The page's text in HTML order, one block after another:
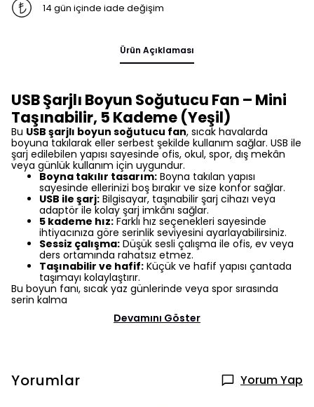
14 gün içinde iade değişim
Ürün Açıklaması
USB Şarjlı Boyun Soğutucu Fan – Mini
Taşınabilir, 5 Kademe (Yeşil)
Bu USB şarjlı boyun soğutucu fan, sıcak havalarda
boyuna takılarak eller serbest şekilde kullanım sağlar. USB ile
şarj edilebilen yapısı sayesinde ofis, okul, spor, dış mekân
veya günlük kullanım için uygundur.
Boyna takılır tasarım: Boyna takılan yapısı
sayesinde ellerinizi boş bırakır ve size konfor sağlar.
USB ile şarj: Bilgisayar, taşınabilir şarj cihazı veya
adaptör ile kolay şarj imkânı sağlar.
5 kademe hız: Farklı hız seçenekleri sayesinde
ihtiyacınıza göre serinlik seviyesini ayarlayabilirsiniz.
Sessiz çalışma: Düşük sesli çalışma ile ofis, ev veya
ders ortamında rahatsız etmez.
Taşınabilir ve hafif: Küçük ve hafif yapısı çantada
taşımayı kolaylaştırır.
Bu boyun fanı, sıcak yaz günlerinde veya spor sırasında
serin kalma
Devamını Göster
Yorumlar Yorum Yap